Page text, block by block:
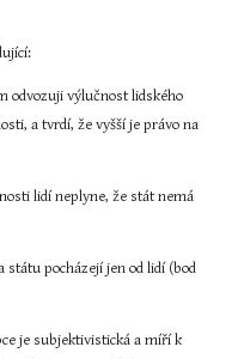
odvozuji výlučnost lidského
a tvrdí, že vyšší je právo na
lidí neplyne, že stát nemá
státu pocházejí jen od lidí (bod
je subjektivistická a míří k